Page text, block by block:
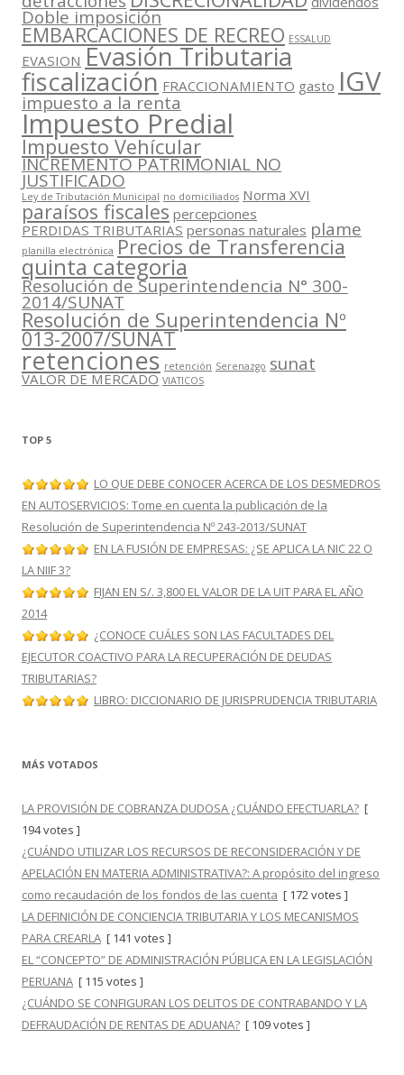
Doble imposición
EMBARCACIONES DE RECREO ESSALUD
EVASION Evasión Tributaria
fiscalización FRACCIONAMIENTO gasto IGV
impuesto a la renta
Impuesto Predial
Impuesto Vehícular
INCREMENTO PATRIMONIAL NO
JUSTIFICADO
Ley de Tributación Municipal no domiciliados Norma XVI
paraísos fiscales percepciones
PERDIDAS TRIBUTARIAS personas naturales plame
planilla electrónica Precios de Transferencia
quinta categoria
Resolución de Superintendencia N° 300-
2014/SUNAT
Resolución de Superintendencia Nº
013-2007/SUNAT
retenciones retención Serenazgo sunat
VALOR DE MERCADO VIATICOS
TOP 5
LO QUE DEBE CONOCER ACERCA DE LOS DESMEDROS
EN AUTOSERVICIOS: Tome en cuenta la publicación de la
Resolución de Superintendencia Nº 243-2013/SUNAT
EN LA FUSIÓN DE EMPRESAS: ¿SE APLICA LA NIC 22 O
LA NIIF 3?
FIJAN EN S/. 3,800 EL VALOR DE LA UIT PARA EL AÑO
2014
¿CONOCE CUÁLES SON LAS FACULTADES DEL
EJECUTOR COACTIVO PARA LA RECUPERACIÓN DE DEUDAS
TRIBUTARIAS?
LIBRO: DICCIONARIO DE JURISPRUDENCIA TRIBUTARIA
MÁS VOTADOS
LA PROVISIÓN DE COBRANZA DUDOSA ¿CUÁNDO EFECTUARLA? [
194 votes ]
¿CUÁNDO UTILIZAR LOS RECURSOS DE RECONSIDERACIÓN Y DE
APELACIÓN EN MATERIA ADMINISTRATIVA?: A propósito del ingreso
como recaudación de los fondos de las cuenta [ 172 votes ]
LA DEFINICIÓN DE CONCIENCIA TRIBUTARIA Y LOS MECANISMOS
PARA CREARLA [ 141 votes ]
EL “CONCEPTO” DE ADMINISTRACIÓN PÚBLICA EN LA LEGISLACIÓN
PERUANA [ 115 votes ]
¿CUÁNDO SE CONFIGURAN LOS DELITOS DE CONTRABANDO Y LA
DEFRAUDACIÓN DE RENTAS DE ADUANA? [ 109 votes ]